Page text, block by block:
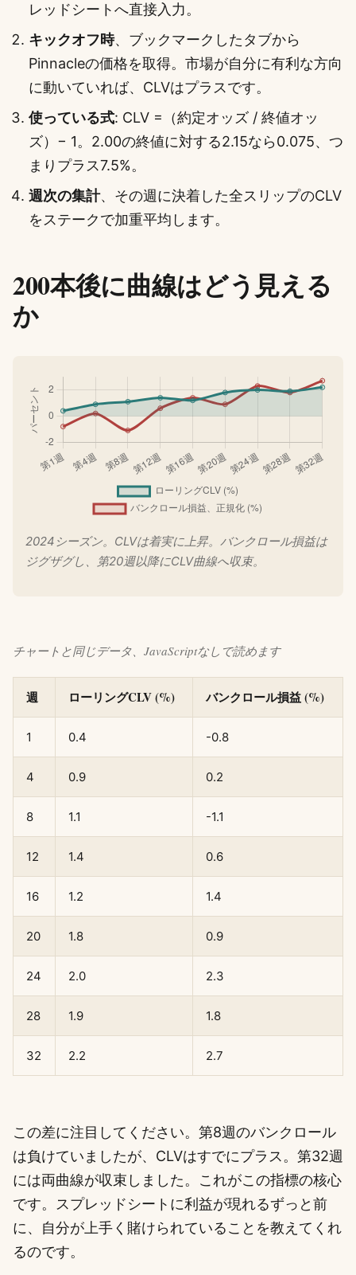
レッドシートへ直接入力。
キックオフ時、ブックマークしたタブから
Pinnacleの価格を取得。市場が自分に有利な方向
に動いていれば、CLVはプラスです。
使っている式: CLV =（約定オッズ / 終値オッ
ズ）− 1。2.00の終値に対する2.15なら0.075、つ
まりプラス7.5%。
週次の集計、その週に決着した全スリップのCLV
をステークで加重平均します。
200本後に曲線はどう見える
か
2024シーズン。CLVは着実に上昇。バンクロール損益は
ジグザグし、第20週以降にCLV曲線へ収束。
チャートと同じデータ、JavaScriptなしで読めます
週 ローリングCLV (%) バンクロール損益 (%)
1 0.4 -0.8
4 0.9 0.2
8 1.1 -1.1
12 1.4 0.6
16 1.2 1.4
20 1.8 0.9
24 2.0 2.3
28 1.9 1.8
32 2.2 2.7
この差に注目してください。第8週のバンクロール
は負けていましたが、CLVはすでにプラス。第32週
には両曲線が収束しました。これがこの指標の核心
です。スプレッドシートに利益が現れるずっと前
に、自分が上手く賭けられていることを教えてくれ
るのです。